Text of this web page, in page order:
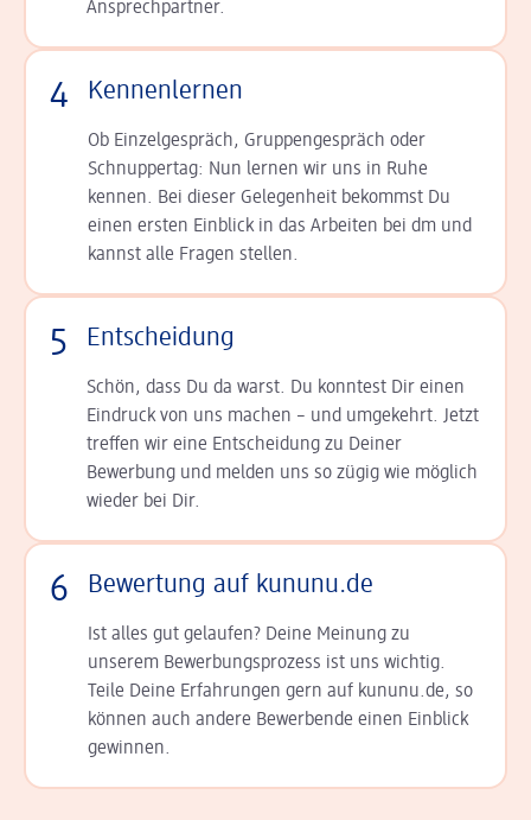
Ansprechpartner.
4 Kennenlernen
Ob Einzelgespräch, Grup­pen­gespräch oder
Schnup­per­tag: Nun lernen wir uns in Ruhe
kennen. Bei dieser Gelegenheit bekommst Du
einen ersten Einblick in das Arbeiten bei dm und
kannst alle Fragen stellen.
5 Entscheidung
Schön, dass Du da warst. Du konntest Dir einen
Ein­druck von uns machen – und umgekehrt. Jetzt
tref­fen wir eine Entscheidung zu Deiner
Bewerbung und melden uns so zügig wie möglich
wieder bei Dir.
6 Bewertung auf kununu.de
Ist alles gut gelaufen? Deine Meinung zu
unserem Bewerbungsprozess ist uns wichtig.
Teile Deine Erfahrungen gern auf kununu.de, so
können auch andere Bewerbende einen Einblick
gewinnen.